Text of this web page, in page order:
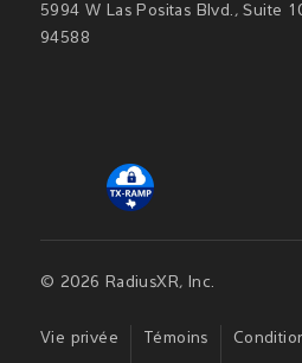
5994 W Las Positas Blvd., Suite
94588
© 2026 RadiusXR, Inc.
Vie privée Témoins